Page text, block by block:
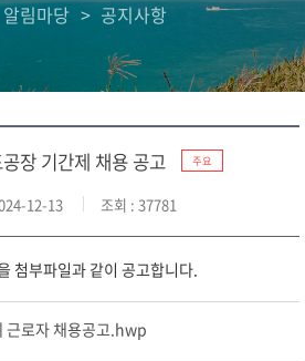
알림마당 공지사항
장 기간제 채용 공고 주요
12-13 조회 : 37781
첨부파일과 같이 공고합니다.
근로자 채용공고.hwp